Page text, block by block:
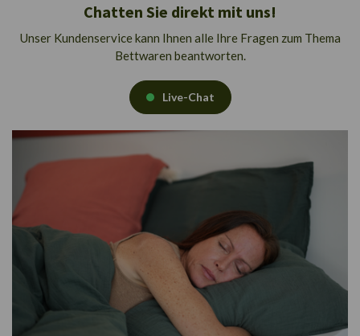
Chatten Sie direkt mit uns!
Unser Kundenservice kann Ihnen alle Ihre Fragen zum Thema
Bettwaren beantworten.
Live-Chat